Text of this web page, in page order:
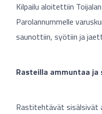
Kilpailu aloitettiin
Parolannummelle
saunottiin, syötiin ja
Rasteilla ammuntaa
Rastitehtävät sisälsivät